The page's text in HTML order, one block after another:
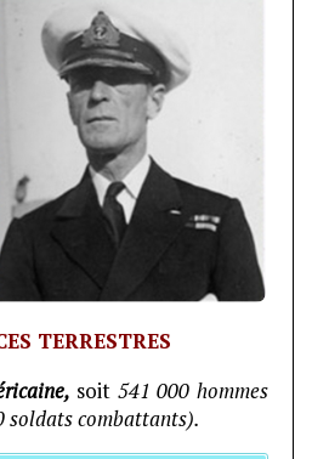
TERRESTRES
soit 541 000 hommes
soldats combattants).